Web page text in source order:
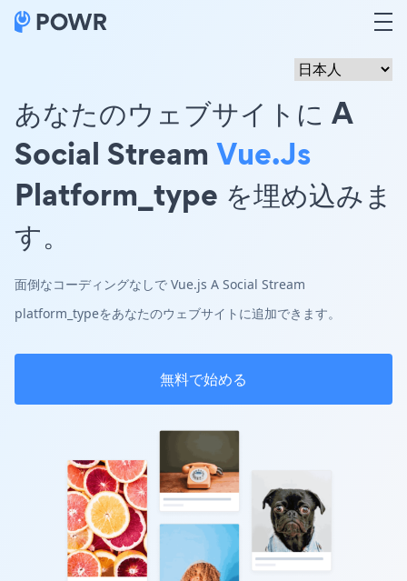
あなたのウェブサイトに A
Social Stream Vue.js
Platform_type を埋め込みま
す。
面倒なコーディングなしで Vue.js A Social Stream
platform_typeをあなたのウェブサイトに追加できます。
無料で始める